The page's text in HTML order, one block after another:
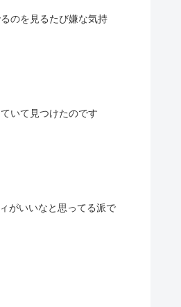
のを見るたび嫌な気持
いて見つけたのです
がいいなと思ってる派で